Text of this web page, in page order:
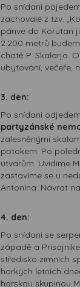
Po snídani
zachovalé z tzv.
pánve do Korutan
2.200 metrů
chatě P. Skalarja.
ubytování, večeře,
3. den:
Po snídani
partyzánské
zalesněnými
potokem. Po
útvarům. Uvidíme
zastavíme se u
Antonína. Návrat
4. den:
Po snídani se
západě a
středisko zimních
horkých letních
horskou skupinou